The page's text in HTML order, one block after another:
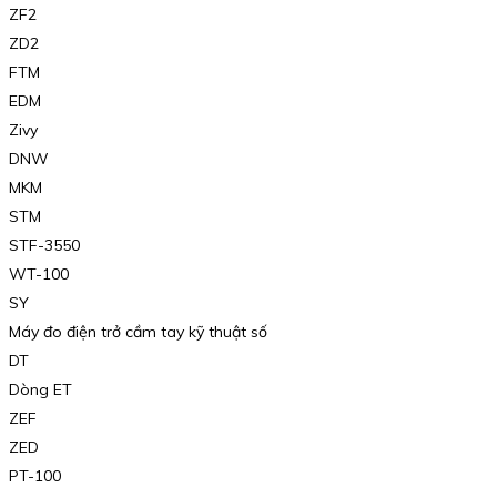
ZF2
ZD2
FTM
EDM
Zivy
DNW
MKM
STM
STF-3550
WT-100
SY
Máy đo điện trở cầm tay kỹ thuật số
DT
Dòng ET
ZEF
ZED
PT-100